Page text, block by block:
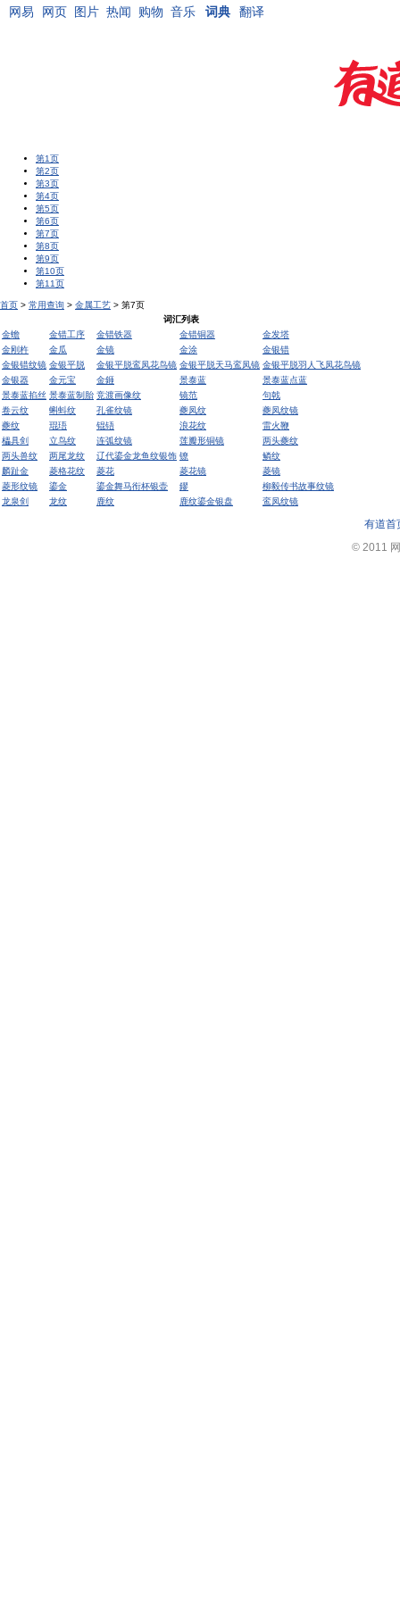
网易 网页 图片 热闻 购物 音乐 词典 翻译
第1页
第2页
第3页
第4页
第5页
第6页
第7页
第8页
第9页
第10页
第11页
首页 > 常用查询 > 金属工艺 > 第7页
词汇列表
金蟾
金错工序 金错铁器 金错铜器
金发塔
金刚杵
金瓜 金镜 金涂
金银错
金银错纹镜 金银平脱 金银平脱鸾凤花鸟镜 金银平脱天马鸾凤镜 金银平脱羽人飞凤花鸟镜
金银器
金元宝 金鉔 景泰蓝
景泰蓝点蓝
景泰蓝掐丝 景泰蓝制胎 竞渡画像纹 镜范
句戟
卷云纹
蝌蚪纹 孔雀纹镜 夔凤纹
夔凤纹镜
夔纹
琨珸 锟铻 浪花纹
雷火鞭
櫑具剑
立鸟纹 连弧纹镜 莲瓣形铜镜
两头夔纹
两头兽纹
两尾龙纹 辽代鎏金龙鱼纹银饰 镣
鳞纹
麟趾金
菱格花纹 菱花 菱花镜
菱镜
菱形纹镜
鎏金 鎏金舞马衔杯银壶 鏐
柳毅传书故事纹镜
龙泉剑
龙纹 鹿纹 鹿纹鎏金银盘 鸾凤纹镜
有道首
© 2011